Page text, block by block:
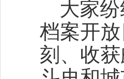
大家
档案开
刻、收